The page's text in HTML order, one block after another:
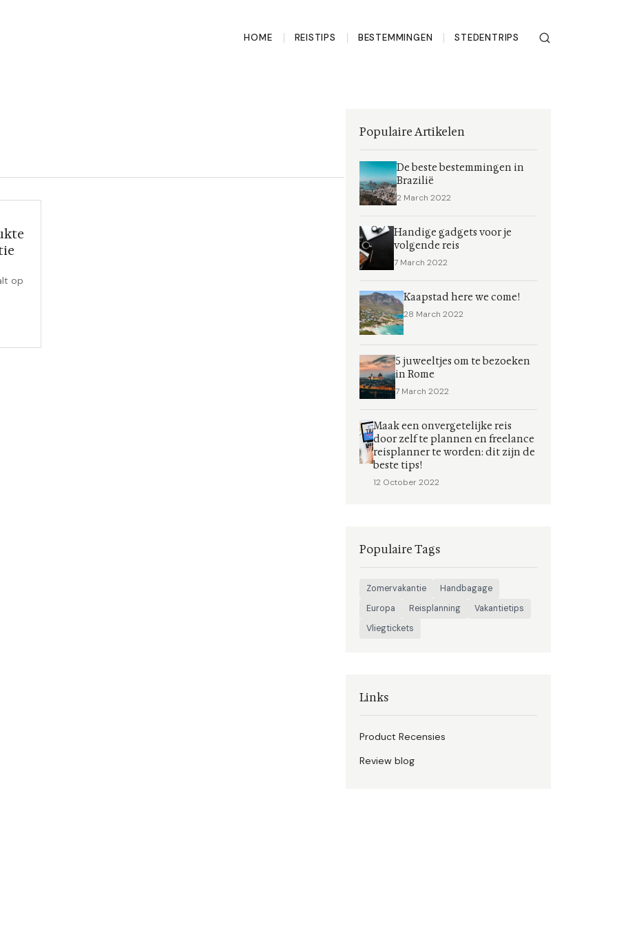
HOME REISTIPS BESTEMMINGEN STEDENTRIPS
op
Populaire Artikelen
De beste bestemmingen in
Brazilië
2 March 2022
Handige gadgets voor je
volgende reis
7 March 2022
Kaapstad here we come!
28 March 2022
5 juweeltjes om te bezoeken
in Rome
7 March 2022
Maak een onvergetelijke reis
door zelf te plannen en freelance
reisplanner te worden: dit zijn de
beste tips!
12 October 2022
Populaire Tags
Zomervakantie
Handbagage
Europa
Reisplanning
Vakantietips
Vliegtickets
Links
Product Recensies
Review blog